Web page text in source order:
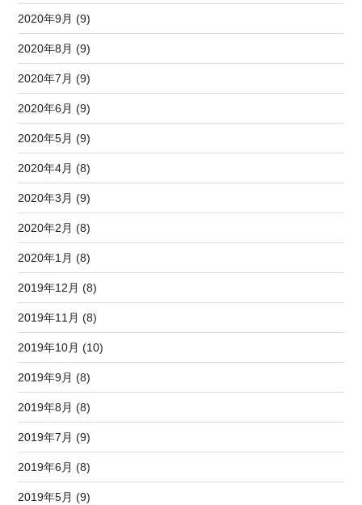
2020年9月 (9)
2020年8月 (9)
2020年7月 (9)
2020年6月 (9)
2020年5月 (9)
2020年4月 (8)
2020年3月 (9)
2020年2月 (8)
2020年1月 (8)
2019年12月 (8)
2019年11月 (8)
2019年10月 (10)
2019年9月 (8)
2019年8月 (8)
2019年7月 (9)
2019年6月 (8)
2019年5月 (9)